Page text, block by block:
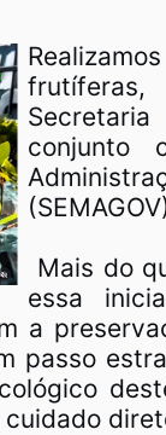
conjunto
Mais do
essa
a
passo